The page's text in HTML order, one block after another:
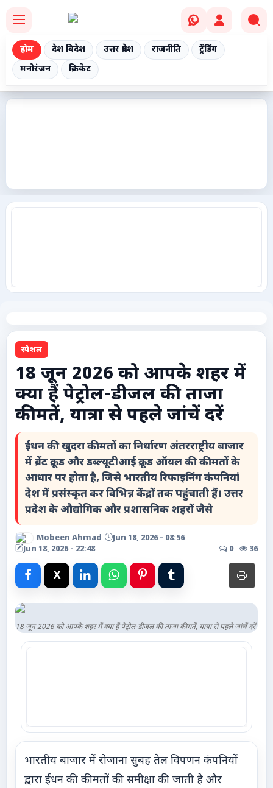
होम देश विदेश उत्तर प्रदेश राजनीति
ट्रेंडिंग
मनोरंजन
क्रिकेट
ट्रेंडिंग
टेक्नोलॉजी / गैजेट्स
लाइफस्टाइल
वायरल
साहित्य
विशेष लेख
Advertise with Us
Events
Gallery
Videos
स्पेशल
18 जून 2026 को आपके शहर में
क्या हैं पेट्रोल-डीजल की ताजा
कीमतें, यात्रा से पहले जांचें दरें
ईंधन की खुदरा कीमतों का निर्धारण अंतरराष्ट्रीय बाजार
में ब्रेंट क्रूड और डब्ल्यूटीआई क्रूड ऑयल की कीमतों के
आधार पर होता है, जिसे भारतीय रिफाइनिंग कंपनियां
देश में प्रसंस्कृत कर विभिन्न केंद्रों तक पहुंचाती हैं। उत्तर
प्रदेश के औद्योगिक और प्रशासनिक शहरों जैसे
Mobeen Ahmad
Jun 18, 2026 - 08:56
Jun 18, 2026 - 22:48
0 36
18 जून 2026 को आपके शहर में क्या हैं पेट्रोल-डीजल की ताजा कीमतें, यात्रा से पहले जांचें दरें
भारतीय बाजार में रोजाना सुबह तेल विपणन कंपनियों
द्वारा ईंधन की कीमतों की समीक्षा की जाती है और